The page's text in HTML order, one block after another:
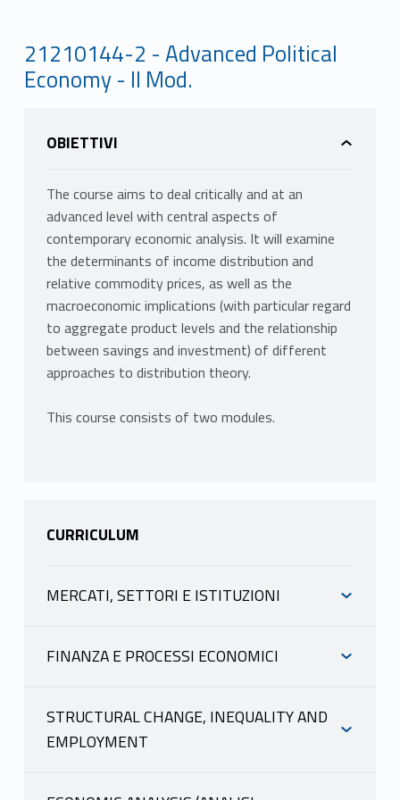
21210144-2 - Advanced Political
Economy - II Mod.
OBIETTIVI
The course aims to deal critically and at an
advanced level with central aspects of
contemporary economic analysis. It will examine
the determinants of income distribution and
relative commodity prices, as well as the
macroeconomic implications (with particular regard
to aggregate product levels and the relationship
between savings and investment) of different
approaches to distribution theory.
This course consists of two modules.
CURRICULUM
MERCATI, SETTORI E ISTITUZIONI
scheda docente
FINANZA E PROCESSI ECONOMICI
CICCONE ROBERTO
STRUCTURAL CHANGE, INEQUALITY AND
EMPLOYMENT